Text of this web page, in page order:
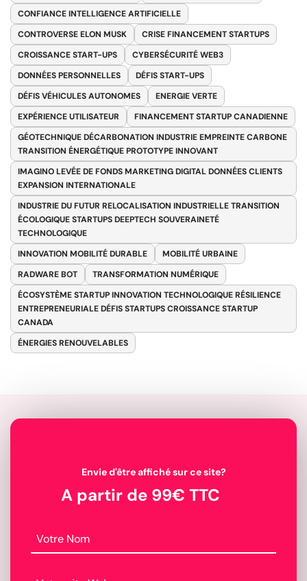
CONFIANCE INTELLIGENCE ARTIFICIELLE
CONTROVERSE ELON MUSK
CRISE FINANCEMENT STARTUPS
CROISSANCE START-UPS
CYBERSÉCURITÉ WEB3
DONNÉES PERSONNELLES
DÉFIS START-UPS
DÉFIS VÉHICULES AUTONOMES
ENERGIE VERTE
EXPÉRIENCE UTILISATEUR
FINANCEMENT STARTUP CANADIENNE
GÉOTECHNIQUE DÉCARBONATION INDUSTRIE EMPREINTE CARBONE
TRANSITION ÉNERGÉTIQUE PROTOTYPE INNOVANT
IMAGINO LEVÉE DE FONDS MARKETING DIGITAL DONNÉES CLIENTS
EXPANSION INTERNATIONALE
INDUSTRIE DU FUTUR RELOCALISATION INDUSTRIELLE TRANSITION
ÉCOLOGIQUE STARTUPS DEEPTECH SOUVERAINETÉ
TECHNOLOGIQUE
INNOVATION MOBILITÉ DURABLE
MOBILITÉ URBAINE
RADWARE BOT
TRANSFORMATION NUMÉRIQUE
ÉCOSYSTÈME STARTUP INNOVATION TECHNOLOGIQUE RÉSILIENCE
ENTREPRENEURIALE DÉFIS STARTUPS CROISSANCE STARTUP
CANADA
ÉNERGIES RENOUVELABLES
Envie d'être affiché sur ce site?
A partir de 99€ TTC